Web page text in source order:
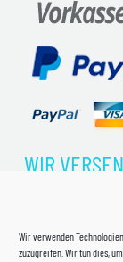
Wir verwenden
zuzugreifen. Wir tun dies,
WIR